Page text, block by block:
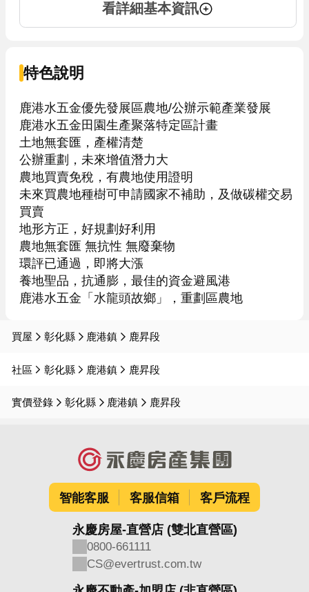
看詳細基本資訊
特色說明
鹿港水五金優先發展區農地/公辦示範產業發展
鹿港水五金田園生產聚落特定區計畫
土地無套匯，產權清楚
公辦重劃，未來增值潛力大
農地買賣免稅，有農地使用證明
未來買農地種樹可申請國家不補助，及做碳權交易
買賣
地形方正，好規劃好利用
農地無套匯 無抗性 無廢棄物
環評已通過，即將大漲
養地聖品，抗通膨，最佳的資金避風港
鹿港水五金「水龍頭故鄉」，重劃區農地
買屋 彰化縣 鹿港鎮 鹿昇段
社區 彰化縣 鹿港鎮 鹿昇段
實價登錄 彰化縣 鹿港鎮 鹿昇段
智能客服 客服信箱 客戶流程
永慶房屋-直營店 (雙北直營區)
0800-661111
CS@evertrust.com.tw